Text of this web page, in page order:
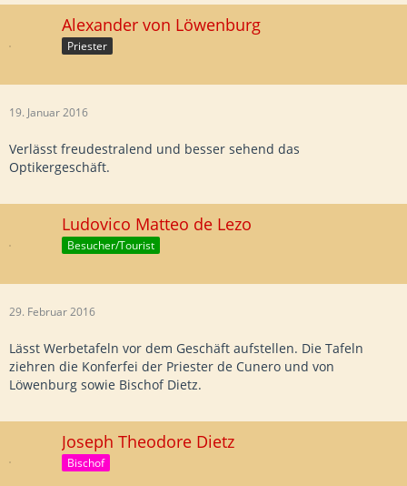
Alexander von Löwenburg
Priester
19. Januar 2016
Verlässt freudestralend und besser sehend das
Optikergeschäft.
Ludovico Matteo de Lezo
Besucher/Tourist
29. Februar 2016
Lässt Werbetafeln vor dem Geschäft aufstellen. Die Tafeln
ziehren die Konferfei der Priester de Cunero und von
Löwenburg sowie Bischof Dietz.
Joseph Theodore Dietz
Bischof